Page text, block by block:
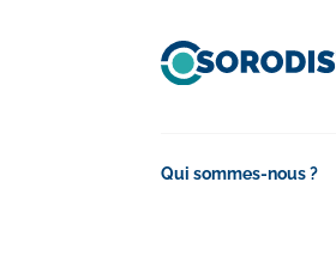
Qui sommes-nous ?